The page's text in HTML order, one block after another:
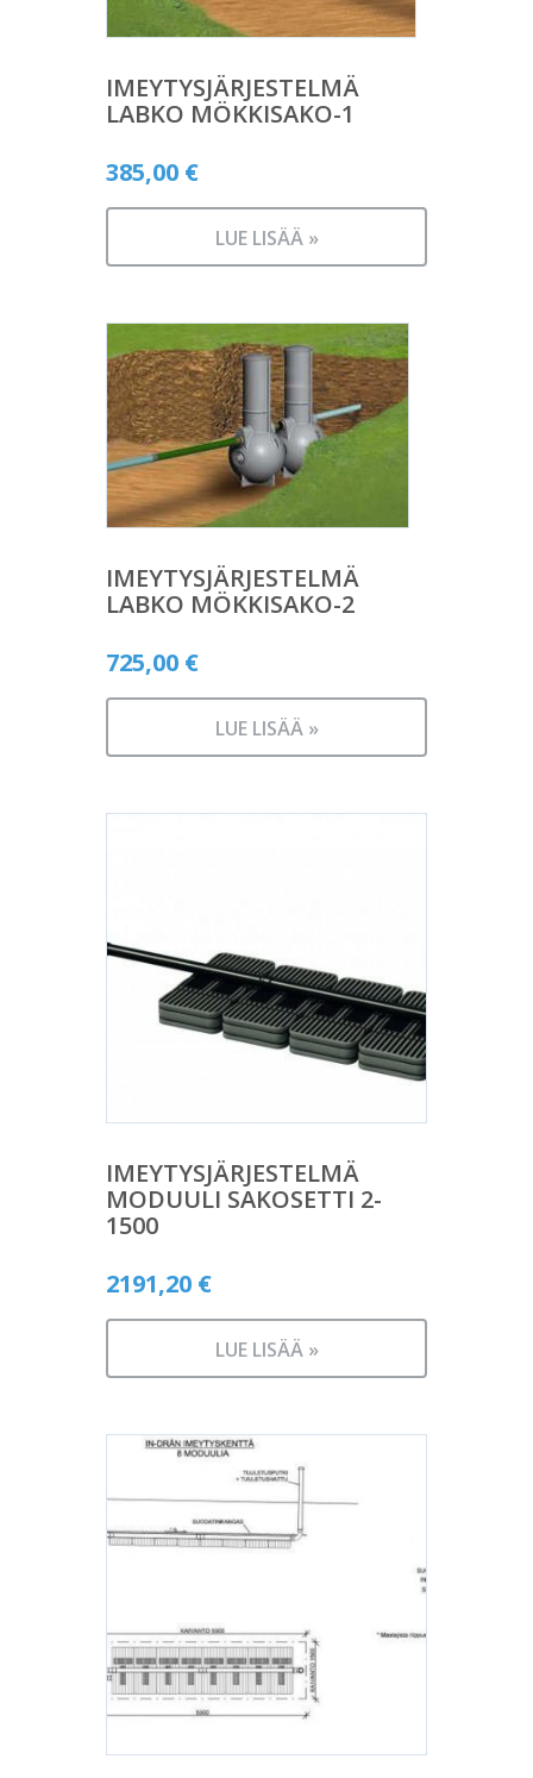
IMEYTYSJÄRJESTELMÄ
LABKO MÖKKISAKO-1
385,00 €
LUE LISÄÄ »
IMEYTYSJÄRJESTELMÄ
LABKO MÖKKISAKO-2
725,00 €
LUE LISÄÄ »
IMEYTYSJÄRJESTELMÄ
MODUULI SAKOSETTI 2-
1500
2191,20 €
LUE LISÄÄ »